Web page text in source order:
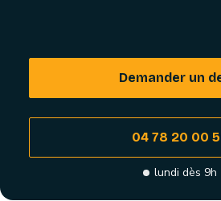
Demander un
04 78 20 00
lundi dès 9h